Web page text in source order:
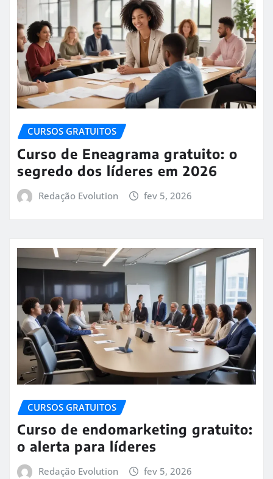
CURSOS GRATUITOS
Curso de Eneagrama gratuito: o
segredo dos líderes em 2026
Redação Evolution fev 5, 2026
CURSOS GRATUITOS
Curso de endomarketing gratuito:
o alerta para líderes
Redação Evolution fev 5, 2026